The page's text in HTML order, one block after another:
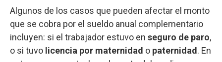
Algunos de los casos que pueden afectar el monto
que se cobra por el sueldo anual complementario
incluyen: si el trabajador estuvo en seguro de paro,
o si tuvo licencia por maternidad o paternidad. En